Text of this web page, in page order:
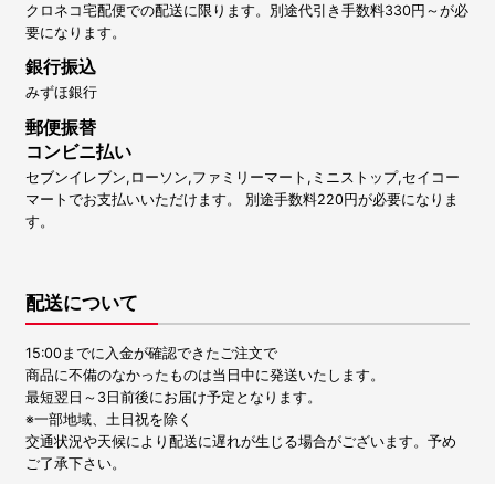
クロネコ宅配便での配送に限ります。別途代引き手数料330円～が必
要になります。
銀行振込
みずほ銀行
郵便振替
コンビニ払い
セブンイレブン,ローソン,ファミリーマート,ミニストップ,セイコー
マートでお支払いいただけます。 別途手数料220円が必要になりま
す。
配送について
15:00までに入金が確認できたご注文で
商品に不備のなかったものは当日中に発送いたします。
最短翌日～3日前後にお届け予定となります。
※一部地域、土日祝を除く
交通状況や天候により配送に遅れが生じる場合がございます。予め
ご了承下さい。